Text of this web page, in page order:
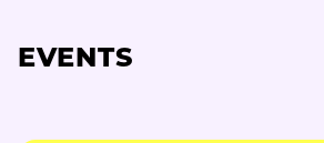
EVENTS